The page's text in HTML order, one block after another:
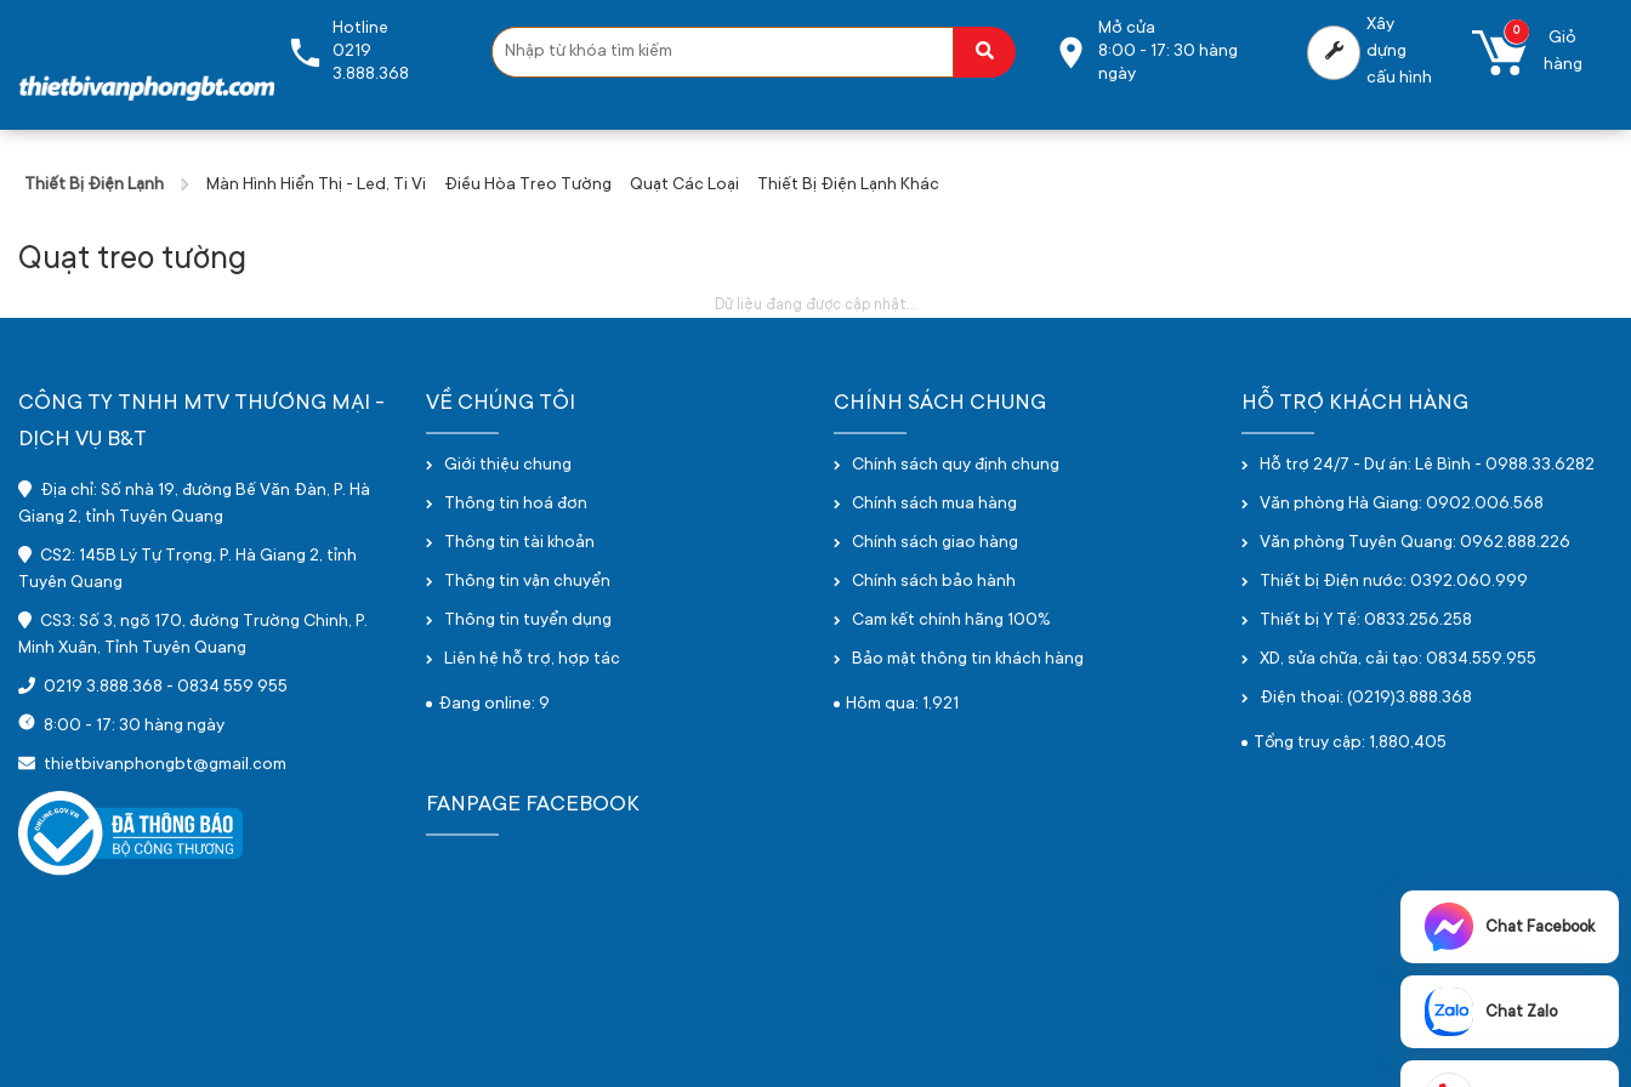
Hotline
0219
3.888.368
Mở cửa
8:00 - 17: 30 hàng
ngày
Xây
dựng
cấu hình
0
Giỏ
hàng
Thiết Bị Điện Lạnh Màn Hình Hiển Thị - Led, Ti Vi Điều Hòa Treo Tường Quạt Các Loại Thiết Bị Điện Lạnh Khác
Quạt treo tường
Dữ liệu đang được cập nhật...
CÔNG TY TNHH MTV THƯƠNG MẠI -
DỊCH VỤ B&T
Địa chỉ: Số nhà 19, đường Bế Văn Đàn, P. Hà
Giang 2, tỉnh Tuyên Quang
CS2: 145B Lý Tự Trọng, P. Hà Giang 2, tỉnh
Tuyên Quang
CS3: Số 3, ngõ 170, đường Trường Chinh, P.
Minh Xuân, Tỉnh Tuyên Quang
0219 3.888.368 - 0834 559 955
8:00 - 17: 30 hàng ngày
thietbivanphongbt@gmail.com
VỀ CHÚNG TÔI
Giới thiệu chung
Thông tin hoá đơn
Thông tin tài khoản
Thông tin vận chuyển
Thông tin tuyển dụng
Liên hệ hỗ trợ, hợp tác
Đang online: 9
CHÍNH SÁCH CHUNG
Chính sách quy định chung
Chính sách mua hàng
Chính sách giao hàng
Chính sách bảo hành
Cam kết chính hãng 100%
Bảo mật thông tin khách hàng
Hôm qua: 1,921
HỖ TRỢ KHÁCH HÀNG
Hỗ trợ 24/7 - Dự án: Lê Bình - 0988.33.6282
Văn phòng Hà Giang: 0902.006.568
Văn phòng Tuyên Quang: 0962.888.226
Thiết bị Điện nước: 0392.060.999
Thiết bị Y Tế: 0833.256.258
XD, sửa chữa, cải tạo: 0834.559.955
Điện thoại: (0219)3.888.368
Tổng truy cập: 1,880,405
FANPAGE FACEBOOK
Chat Facebook
Chat Zalo